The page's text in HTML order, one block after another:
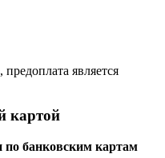
предоплата является
картой
банковским картам